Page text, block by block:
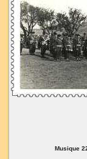
Musique